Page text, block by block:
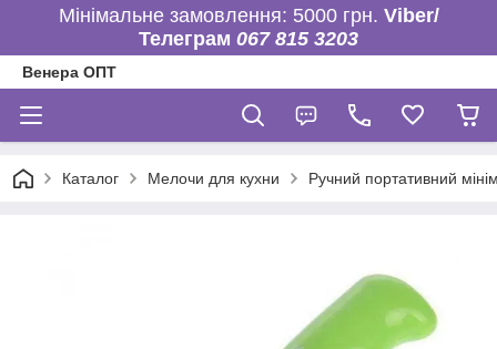
Мінімальне замовлення: 5000 грн. Viber/
Телеграм 067 815 3203
Венера ОПТ
Каталог Мелочи для кухни Ручний портативний